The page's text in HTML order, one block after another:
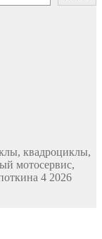
квадроциклы,
мотосервис,
4 2026